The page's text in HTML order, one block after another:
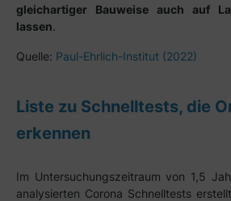
gleichartiger Bauweise auch auf
lassen.
Quelle: Paul-Ehrlich-Institut (2022)
Liste zu Schnelltests, die
erkennen
Im Untersuchungszeitraum von 1,5
analysierten Corona Schnelltests